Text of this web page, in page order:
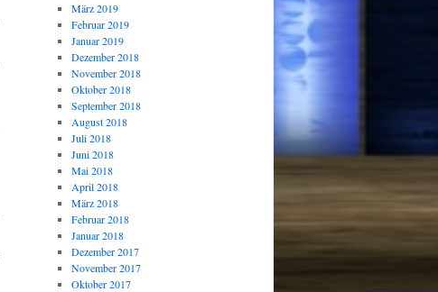
März 2019
Februar 2019
Januar 2019
Dezember 2018
November 2018
Oktober 2018
September 2018
August 2018
Juli 2018
Juni 2018
Mai 2018
April 2018
März 2018
Februar 2018
Januar 2018
Dezember 2017
November 2017
Oktober 2017